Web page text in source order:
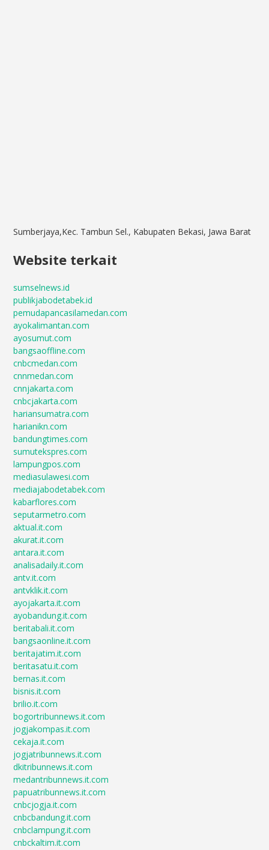
Sumberjaya,Kec. Tambun Sel., Kabupaten Bekasi, Jawa Barat
Website terkait
sumselnews.id
publikjabodetabek.id
pemudapancasilamedan.com
ayokalimantan.com
ayosumut.com
bangsaoffline.com
cnbcmedan.com
cnnmedan.com
cnnjakarta.com
cnbcjakarta.com
hariansumatra.com
harianikn.com
bandungtimes.com
sumutekspres.com
lampungpos.com
mediasulawesi.com
mediajabodetabek.com
kabarflores.com
seputarmetro.com
aktual.it.com
akurat.it.com
antara.it.com
analisadaily.it.com
antv.it.com
antvklik.it.com
ayojakarta.it.com
ayobandung.it.com
beritabali.it.com
bangsaonline.it.com
beritajatim.it.com
beritasatu.it.com
bernas.it.com
bisnis.it.com
brilio.it.com
bogortribunnews.it.com
jogjakompas.it.com
cekaja.it.com
jogjatribunnews.it.com
dkitribunnews.it.com
medantribunnews.it.com
papuatribunnews.it.com
cnbcjogja.it.com
cnbcbandung.it.com
cnbclampung.it.com
cnbckaltim.it.com